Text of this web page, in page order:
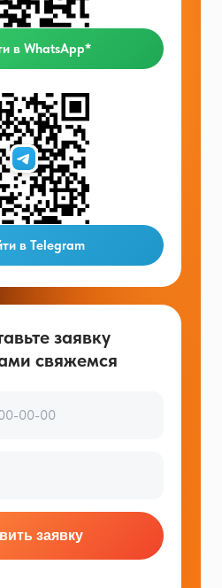
в WhatsApp*
в Telegram
заявку
свяжемся
заявку